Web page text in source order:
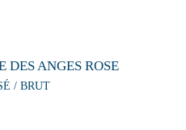
DES ANGES ROSE
/ BRUT